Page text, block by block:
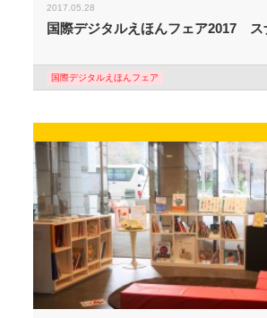
2017.05.28
国際デジタルえほんフェア2017 ス
国際デジタルえほんフェア